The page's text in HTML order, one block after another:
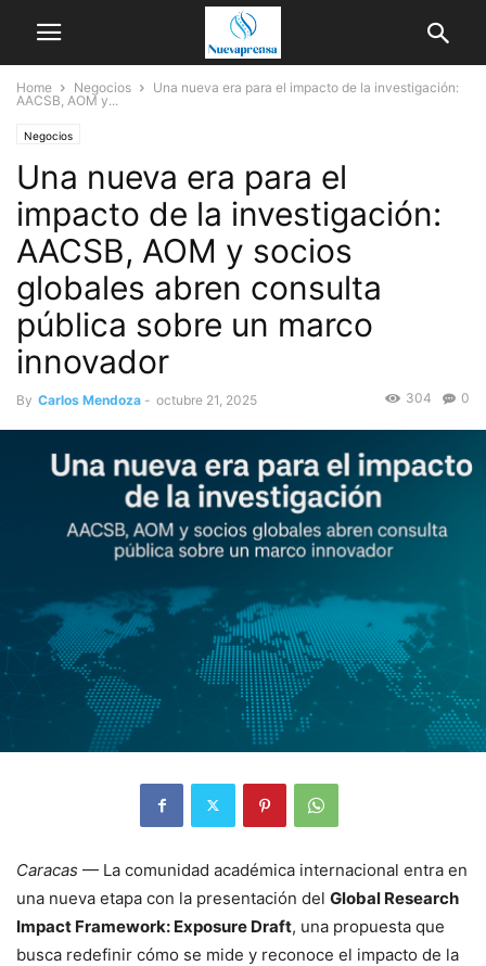
Home Negocios
Una nueva era para el impacto de la investigación:
AACSB, AOM y...
Negocios
Una nueva era para el
impacto de la investigación:
AACSB, AOM y socios
globales abren consulta
pública sobre un marco
innovador
By Carlos Mendoza - octubre 21, 2025 0
304
Caracas — La comunidad académica internacional entra en
una nueva etapa con la presentación del Global Research
Impact Framework: Exposure Draft, una propuesta que
busca redefinir cómo se mide y reconoce el impacto de la